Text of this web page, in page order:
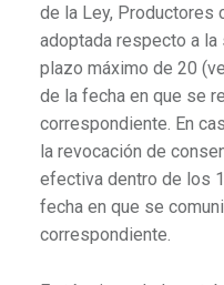
de la Ley, Productores
adoptada respecto a la
plazo máximo de 20
de la fecha en que se
correspondiente. En
la revocación de
efectiva dentro de los
fecha en que se
correspondiente.